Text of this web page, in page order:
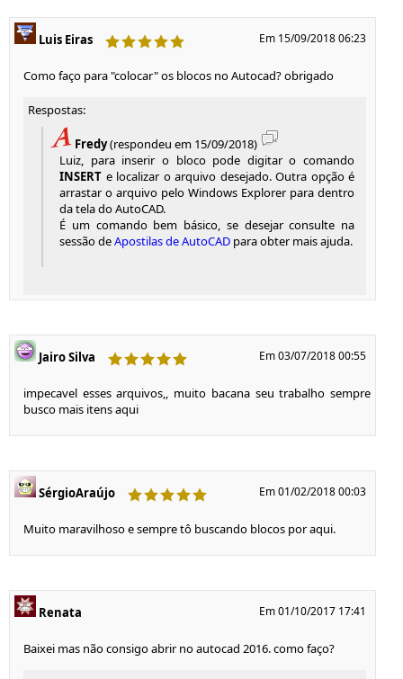
Luis Eiras Em 15/09/2018 06:23
Como faço para "colocar" os blocos no Autocad? obrigado
Respostas:
Fredy(respondeu em 15/09/2018)
Luiz, para inserir o bloco pode digitar o comando
INSERT e localizar o arquivo desejado. Outra opção é
arrastar o arquivo pelo Windows Explorer para dentro
da tela do AutoCAD.
É um comando bem básico, se desejar consulte na
sessão deApostilas de AutoCAD para obter mais ajuda.
Jairo Silva Em 03/07/2018 00:55
impecavel esses arquivos,, muito bacana seu trabalho sempre
busco mais itens aqui
SérgioAraújo Em 01/02/2018 00:03
Muito maravilhoso e sempre tô buscando blocos por aqui.
Renata Em 01/10/2017 17:41
Baixei mas não consigo abrir no autocad 2016. como faço?